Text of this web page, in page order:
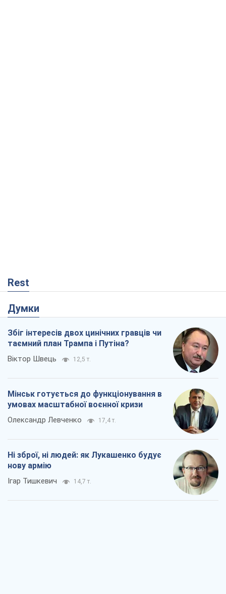
Rest
Думки
Збіг інтересів двох цинічних гравців чи
таємний план Трампа і Путіна?
Віктор Швець 12,5 т.
Мінськ готується до функціонування в
умовах масштабної воєнної кризи
Олександр Левченко 17,4 т.
Ні зброї, ні людей: як Лукашенко будує
нову армію
Ігар Тишкевич 14,7 т.